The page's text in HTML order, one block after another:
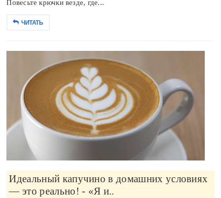
Повесьте крючки везде, где...
ЧИТАТЬ
Идеальный капучино в домашних условиях
— это реально! - «Я и..